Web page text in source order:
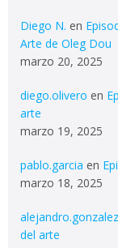
Diego N. en
Arte de Oleg Dou
marzo 20, 2025
diego.olivero en
arte
marzo 19, 2025
pablo.garcia en
marzo 18, 2025
alejandro.gonzalez
del arte